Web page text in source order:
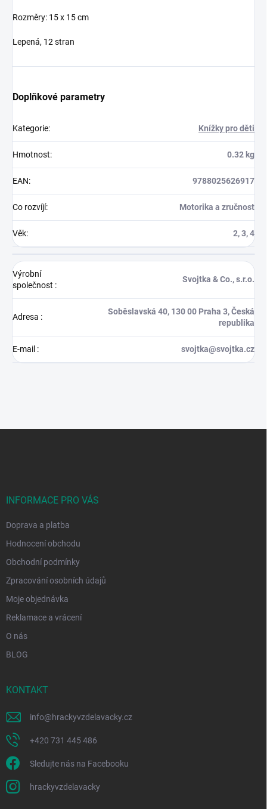
Rozměry: 15 x 15 cm
Lepená, 12 stran
Doplňkové parametry
Kategorie: Knížky pro děti
Hmotnost: 0.32 kg
EAN: 9788025626917
Co rozvíjí: Motorika a zručnost
Věk: 2, 3, 4
Výrobní
společnost :
Svojtka & Co., s.r.o.
Adresa :
Soběslavská 40, 130 00 Praha 3, Česká
republika
E-mail : svojtka@svojtka.cz
INFORMACE PRO VÁS
Doprava a platba
Hodnocení obchodu
Obchodní podmínky
Zpracování osobních údajů
Moje objednávka
Reklamace a vrácení
O nás
BLOG
KONTAKT
info@hrackyvzdelavacky.cz
+420 731 445 486
Sledujte nás na Facebooku
hrackyvzdelavacky